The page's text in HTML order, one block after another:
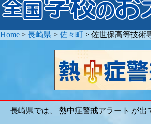
Home > 長崎県 > 佐々町 > 佐世保高等技術
長崎県では、 熱中症警戒アラート が出